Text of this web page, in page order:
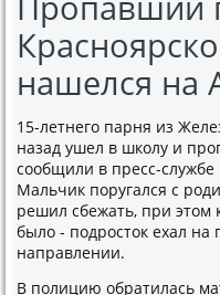
нашелся на
15-летнего парня из
назад ушел в школу и
сообщили в пресс-
Мальчик поругался с
решил сбежать, при этом
было - подросток ехал на
направлении.
В полицию обратилась